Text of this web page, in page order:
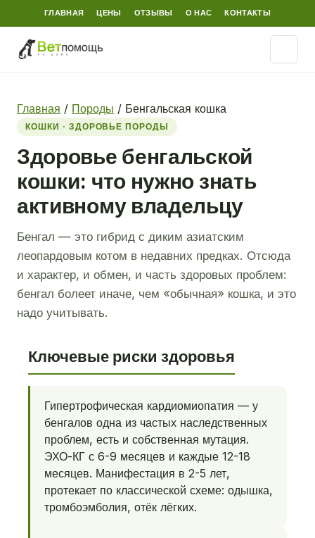
ГЛАВНАЯ ЦЕНЫ ОТЗЫВЫ О НАС КОНТАКТЫ
Главная / Породы / Бенгальская кошка
КОШКИ · ЗДОРОВЬЕ ПОРОДЫ
Здоровье бенгальской
кошки: что нужно знать
активному владельцу
Бенгал — это гибрид с диким азиатским
леопардовым котом в недавних предках. Отсюда
и характер, и обмен, и часть здоровых проблем:
бенгал болеет иначе, чем «обычная» кошка, и это
надо учитывать.
Ключевые риски здоровья
Гипертрофическая кардиомиопатия — у
бенгалов одна из частых наследственных
проблем, есть и собственная мутация.
ЭХО-КГ с 6-9 месяцев и каждые 12-18
месяцев. Манифестация в 2-5 лет,
протекает по классической схеме: одышка,
тромбоэмболия, отёк лёгких.